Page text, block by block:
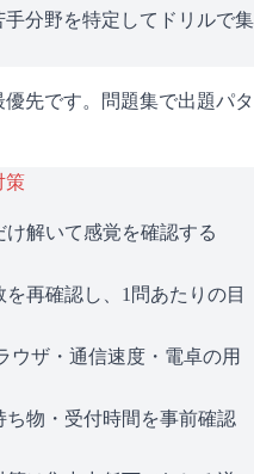
分野を特定してドリルで集
先です。問題集で出題パタ
策
解いて感覚を確認する
再確認し、1問あたりの目
ウザ・通信速度・電卓の用
物・受付時間を事前確認